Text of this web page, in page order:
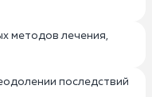
методов лечения,
последствий